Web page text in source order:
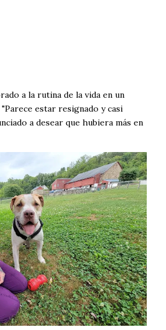
a la rutina de la vida en un
estar resignado y casi
a desear que hubiera más en